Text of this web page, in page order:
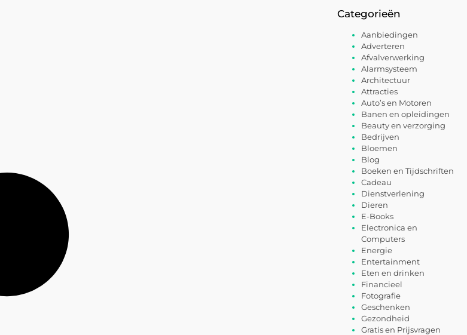
Categorieën
Aanbiedingen
Adverteren
Afvalverwerking
Alarmsysteem
Architectuur
Attracties
Auto’s en Motoren
Banen en opleidingen
Beauty en verzorging
Bedrijven
Bloemen
Blog
Boeken en Tijdschriften
Cadeau
Dienstverlening
Dieren
E-Books
Electronica en
Computers
Energie
Entertainment
Eten en drinken
Financieel
Fotografie
Geschenken
Gezondheid
Gratis en Prijsvragen